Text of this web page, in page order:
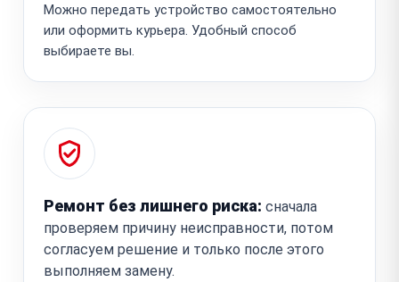
Можно передать устройство самостоятельно
или оформить курьера. Удобный способ
выбираете вы.
Ремонт без лишнего риска: сначала
проверяем причину неисправности, потом
согласуем решение и только после этого
выполняем замену.